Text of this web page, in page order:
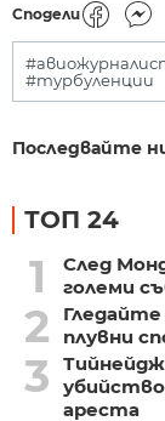
Сподели
#турбуленции
Последвайте
ТОП 24
1
След
големи
2
плувни
3
ареста